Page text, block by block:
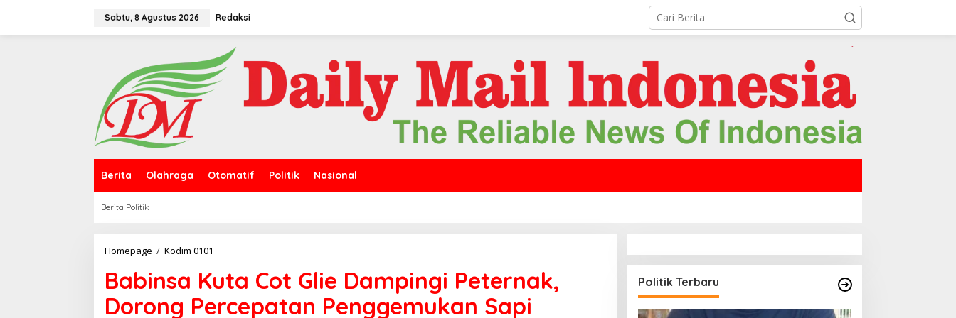
Sabtu, 8 Agustus 2026 Redaksi
Berita Olahraga Otomatif Politik Nasional
Berita Politik
Homepage / Kodim 0101
b
i
n
s
Babinsa Kuta Cot Glie Dampingi Peternak,
Dorong Percepatan Penggemukan Sapi
Politik Terbaru